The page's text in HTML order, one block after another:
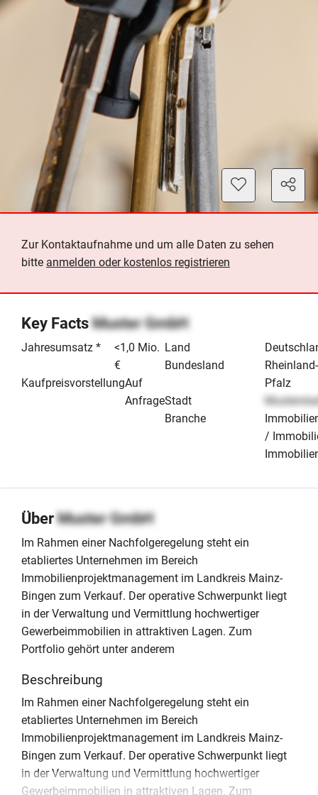
Zur Kontaktaufnahme und um alle Daten zu sehen
bitte anmelden oder kostenlos registrieren
Key FactsMuster GmbH
Jahresumsatz *
<1,0 Mio.
€
KaufpreisvorstellungAuf
Anfrage
Land
Bundesland
Rheinland-
Pfalz
Stadt
Branche
/
ÜberMuster GmbH
Im Rahmen einer Nachfolgeregelung steht ein
etabliertes Unternehmen im Bereich
Immobilienprojektmanagement im Landkreis Mainz-
Bingen zum Verkauf. Der operative Schwerpunkt liegt
in der Verwaltung und Vermittlung hochwertiger
Gewerbeimmobilien in attraktiven Lagen. Zum
Portfolio gehört unter anderem
Beschreibung
Im Rahmen einer Nachfolgeregelung steht ein
etabliertes Unternehmen im Bereich
Immobilienprojektmanagement im Landkreis Mainz-
Bingen zum Verkauf. Der operative Schwerpunkt liegt
in der Verwaltung und Vermittlung hochwertiger
Gewerbeimmobilien in attraktiven Lagen. Zum